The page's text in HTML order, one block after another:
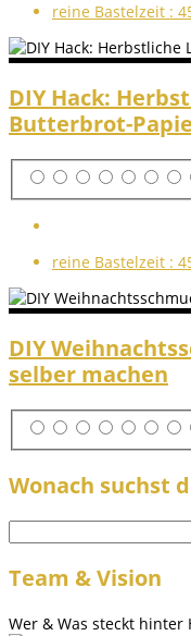
reine Bastelzeit :
DIY Hack:
Butterbrot-
reine Bastelzeit :
DIY
selber machen
Wonach suchst
nach:
Team & Vision
Wer & Was steckt hinter